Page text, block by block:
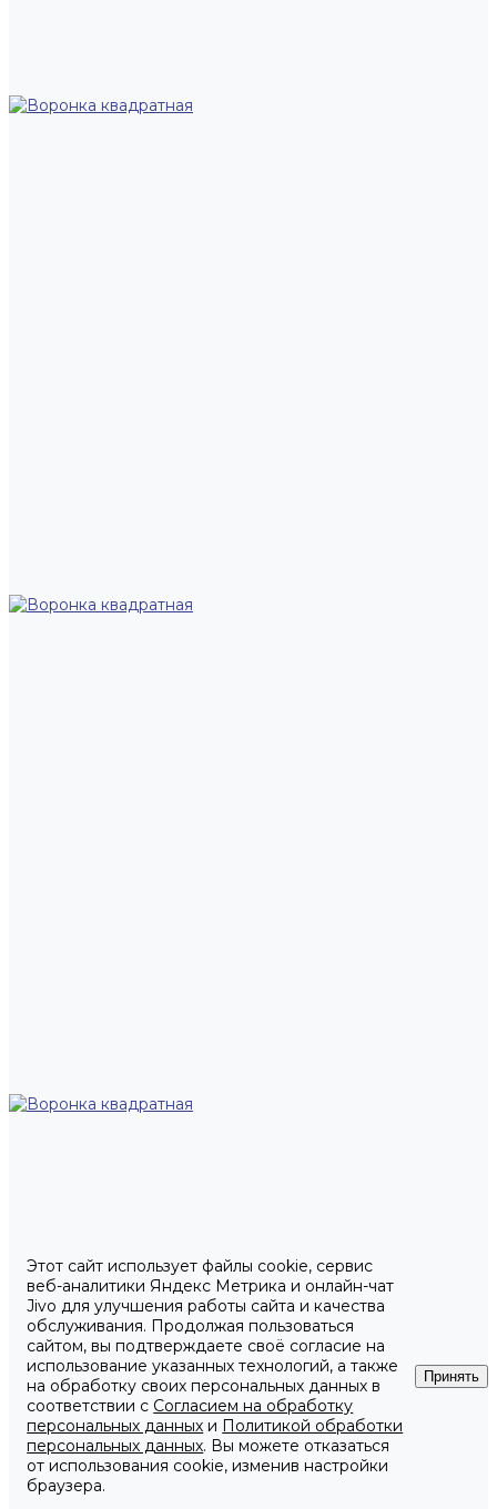
Этот сайт использует файлы cookie, сервис
веб-аналитики Яндекс Метрика и онлайн-чат
Jivo для улучшения работы сайта и качества
обслуживания. Продолжая пользоваться
сайтом, вы подтверждаете своё согласие на
использование указанных технологий, а также
на обработку своих персональных данных в
соответствии с Согласием на обработку
персональных данных и Политикой обработки
персональных данных. Вы можете отказаться
от использования cookie, изменив настройки
браузера.
Принять